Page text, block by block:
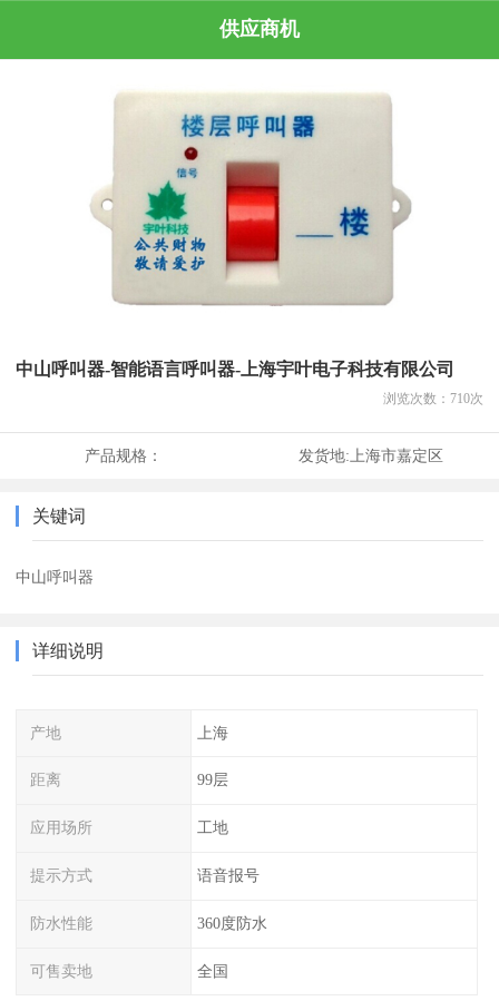
供应商机
中山呼叫器-智能语言呼叫器-上海宇叶电子科技有限公司
浏览次数： 710次
产品规格： 发货地:上海市嘉定区
关键词
中山呼叫器
详细说明
产地 上海
距离 99层
应用场所 工地
提示方式 语音报号
防水性能 360度防水
可售卖地 全国